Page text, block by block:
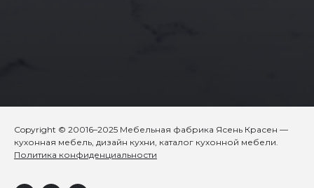
Copyright © 20016–2025 Мебельная фабрика Ясень Красен —
кухонная мебель, дизайн кухни, каталог кухонной мебели.
Политика конфиденциальности